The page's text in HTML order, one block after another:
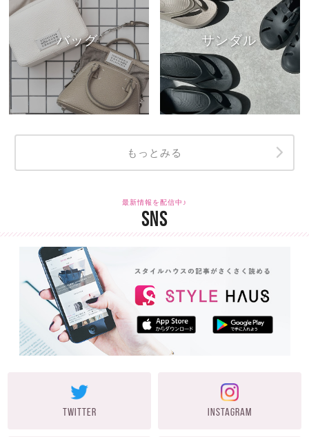
バッグ サンダル
もっとみる
最新情報を配信中♪
SNS
TWITTER INSTAGRAM